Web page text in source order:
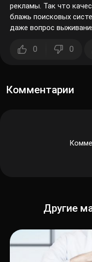
рекламы. Так что
блажь поисковых
даже вопрос
0 0
Комментарии
Другие